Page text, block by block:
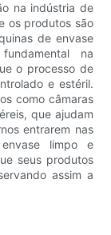
na indústria de
os produtos são
de envase
na
o processo de
e estéril.
como câmaras
que ajudam
entrarem nas
limpo e
seus produtos
assim a